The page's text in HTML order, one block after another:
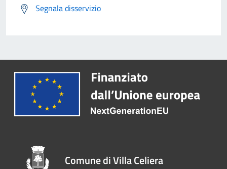
Segnala disservizio
Comune di Villa Celiera